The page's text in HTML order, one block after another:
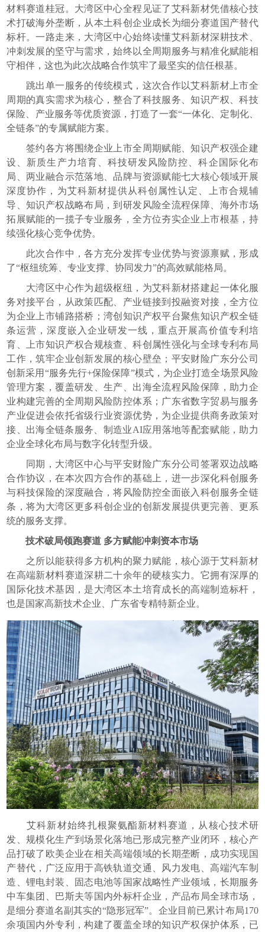
材料赛道桂冠。大湾区中心全程见证了艾科新材凭借核心技
术打破海外垄断，从本土科创企业成长为细分赛道国产替代
标杆。一路走来，大湾区中心始终读懂艾科新材深耕技术、
冲刺发展的坚守与需求，始终以全周期服务与精准化赋能相
守相伴，这也为此次战略合作筑牢了最坚实的信任根基。
跳出单一服务的传统模式，这次合作以艾科新材上市全
周期的真实需求为核心，整合了科技服务、知识产权、科技
保险、产业服务等优质资源，打造了一套“一体化、定制化、
全链条”的专属赋能方案。
签约各方将围绕企业上市全周期赋能、知识产权强企建
设、新质生产力培育、科技研发风险防控、科企国际化布
局、两业融合示范落地、品牌与资源赋能七大核心领域开展
深度协作，为艾科新材提供从科创属性认定、上市合规辅
导、知识产权战略布局，到研发风险全流程保障、海外市场
拓展赋能的一揽子专业服务，全方位夯实企业上市根基，持
续强化核心竞争优势。
此次合作中，各方充分发挥专业优势与资源禀赋，形成
了“枢纽统筹、专业支撑、协同发力”的高效赋能格局。
大湾区中心作为超级枢纽，为艾科新材搭建起一体化服
务对接平台，从政策匹配、产业链接到投融资对接，全方位
为企业上市铺路搭桥；湾创知识产权平台聚焦知识产权全链
条运营，深度嵌入企业研发一线，重点开展高价值专利培
育、上市知识产权合规核查、科创属性强化与全球专利布局
工作，筑牢企业创新发展的核心壁垒；平安财险广东分公司
创新采用“服务先行+保险保障”模式，为企业打造全场景风险
管理方案，覆盖研发、生产、出海全流程风险保障，助力企
业构建完善的全周期风险防控体系；广东省数字贸易与服务
产业促进会依托省级行业资源优势，为企业提供商务政策对
接、出海全链条服务、制造业AI应用落地等配套赋能，助力
企业全球化布局与数字化转型升级。
同期，大湾区中心与平安财险广东分公司签署双边战略
合作协议，在本次四方合作的基础上，进一步深化科创服务
与科技保险的深度融合，将风险防控全面嵌入科创服务全链
条，将为大湾区更多科创企业的创新发展提供更完善、更系
统的服务支撑。
技术破局领跑赛道 多方赋能冲刺资本市场
之所以能获得多方机构的聚力赋能，核心源于艾科新材
在高端新材料赛道深耕二十余年的硬核实力。它拥有深厚的
国际化技术基因，是大湾区本土培育成长的高端制造标杆，
也是国家高新技术企业、广东省专精特新企业。
艾科新材始终扎根聚氨酯新材料赛道，从核心技术研
发、规模化生产到场景化落地已形成完整产业闭环，核心产
品打破了欧美企业在相关高端领域的长期垄断，成功实现国
产替代，广泛应用于高铁轨道交通、风力发电、高端汽车制
造、锂电封装、固态电池等国家战略性产业领域，长期服务
中车集团、巴斯夫等国内外标杆企业，产品布局全球市场，
是细分赛道名副其实的“隐形冠军”。企业目前已累计布局170
余项国内外专利，构建了覆盖全球的知识产权保护体系，已